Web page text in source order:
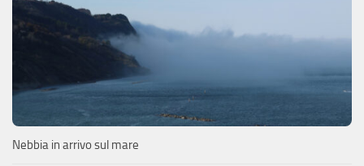
Nebbia in arrivo sul mare